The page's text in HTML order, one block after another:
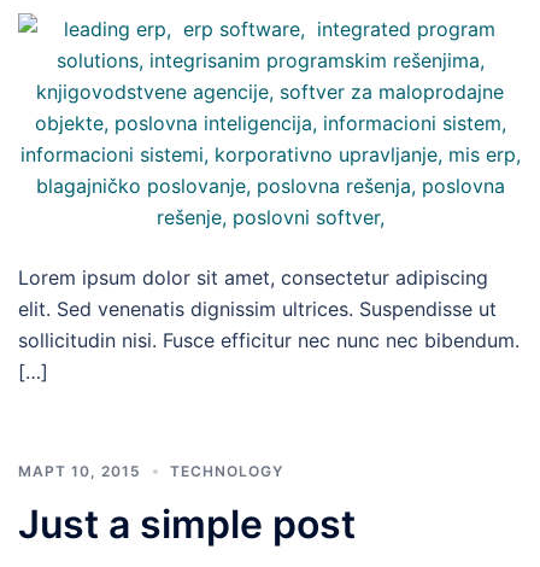
Lorem ipsum dolor sit amet, consectetur adipiscing
elit. Sed venenatis dignissim ultrices. Suspendisse ut
sollicitudin nisi. Fusce efficitur nec nunc nec bibendum.
[…]
МАРТ 10, 2015 TECHNOLOGY
Just a simple post